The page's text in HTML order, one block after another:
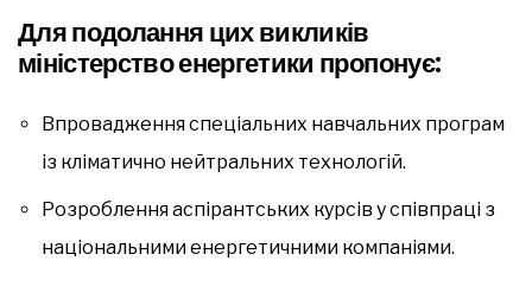
Для подолання цих викликів
міністерство енергетики пропонує:
Впровадження спеціальних навчальних програм
із кліматично нейтральних технологій.
Розроблення аспірантських курсів у співпраці з
національними енергетичними компаніями.